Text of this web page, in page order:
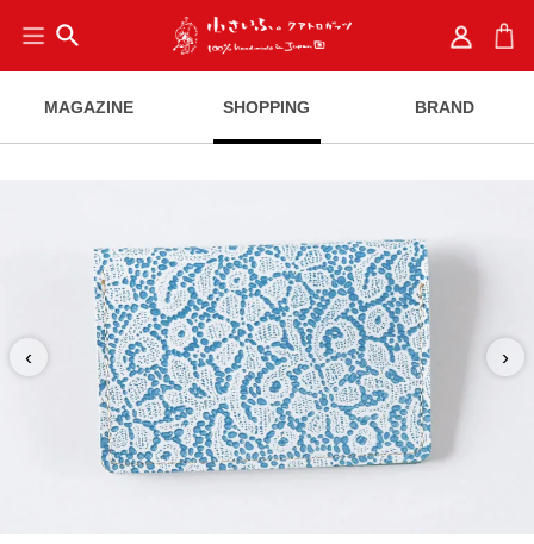
search
MAGAZINE SHOPPING BRAND
‹ ›